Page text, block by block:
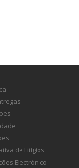
de Litígios
Electrónico